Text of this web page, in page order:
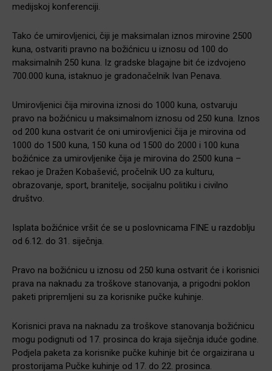
medijskoj konferenciji.
Tako će umirovljenici, čiji je maksimalan iznos mirovine 2500
kuna, ostvariti pravno na božićnicu u iznosu od 100 do
maksimalnih 250 kuna. Iz gradske blagajne bit će izdvojeno
700.000 kuna, istaknuo je gradonačelnik Ivan Penava.
Umirovljenici čija mirovina iznosi do 1000 kuna, ostvaruju
pravo na božićnicu u maksimalnom iznosu od 250 kuna. Iznos
od 200 kuna ostvarit će oni umirovljenici čija je mirovina od
1000 do 1500 kuna, 150 kuna od 1500 do 2000 i 100 kuna
božićnice za umirovljenike čija je mirovina do 2500 kuna –
rekao je Dražen Kobašević, pročelnik UO za kulturu,
obrazovanje, sport, branitelje, socijalnu politiku i civilno
društvo.
Isplata božićnice vršit će se u poslovnicama FINE u razdoblju
od 6.12. do 31. siječnja.
Pravo na božićnicu u iznosu od 250 kuna ostvarit će i korisnici
prava na naknadu za troškove stanovanja, a prigodni poklon
paketi pripremljeni su za korisnike pučke kuhinje.
Korisnici prava na naknadu za troškove stanovanja božićnicu
mogu podignuti od 17. prosinca do kraja siječnja iduće godine.
Podjela paketa za korisnike pučke kuhinje bit će orgaizirana u
prostorijama Pučke kuhinje od 17. do 22. prosinca.